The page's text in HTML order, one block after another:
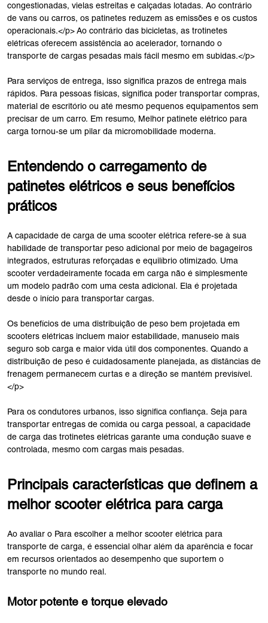
congestionadas, vielas estreitas e calçadas lotadas. Ao contrário
de vans ou carros, os patinetes reduzem as emissões e os custos
operacionais.</p> Ao contrário das bicicletas, as trotinetes
elétricas oferecem assistência ao acelerador, tornando o
transporte de cargas pesadas mais fácil mesmo em subidas.</p>
Para serviços de entrega, isso significa prazos de entrega mais
rápidos. Para pessoas físicas, significa poder transportar compras,
material de escritório ou até mesmo pequenos equipamentos sem
precisar de um carro. Em resumo, Melhor patinete elétrico para
carga tornou-se um pilar da micromobilidade moderna.
Entendendo o carregamento de
patinetes elétricos e seus benefícios
práticos
A capacidade de carga de uma scooter elétrica refere-se à sua
habilidade de transportar peso adicional por meio de bagageiros
integrados, estruturas reforçadas e equilíbrio otimizado. Uma
scooter verdadeiramente focada em carga não é simplesmente
um modelo padrão com uma cesta adicional. Ela é projetada
desde o início para transportar cargas.
Os benefícios de uma distribuição de peso bem projetada em
scooters elétricas incluem maior estabilidade, manuseio mais
seguro sob carga e maior vida útil dos componentes. Quando a
distribuição de peso é cuidadosamente planejada, as distâncias de
frenagem permanecem curtas e a direção se mantém previsível.
</p>
Para os condutores urbanos, isso significa confiança. Seja para
transportar entregas de comida ou carga pessoal, a capacidade
de carga das trotinetes elétricas garante uma condução suave e
controlada, mesmo com cargas mais pesadas.
Principais características que definem a
melhor scooter elétrica para carga
Ao avaliar o Para escolher a melhor scooter elétrica para
transporte de carga, é essencial olhar além da aparência e focar
em recursos orientados ao desempenho que suportem o
transporte no mundo real.
Motor potente e torque elevado